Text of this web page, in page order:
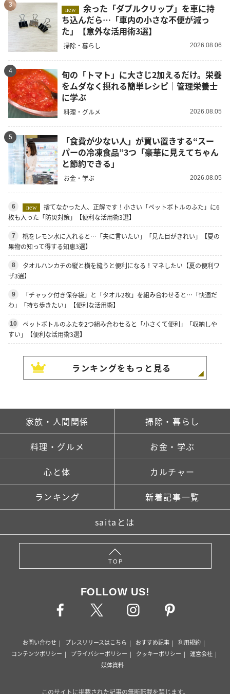
3
new
余った「ダブルクリップ」を車に持
ち込んだら…「車内の小さな不便が減っ
た」【意外な活用術3選】
掃除・暮らし 2026.08.06
4
旬の「トマト」に大さじ2加えるだけ。栄養
をムダなく摂れる簡単レシピ｜管理栄養士
に学ぶ
料理・グルメ 2026.08.05
5
「食費が少ない人」が買い置きする“スー
パーの冷凍食品”3つ「豪華に見えてちゃん
と節約できる」
お金・学ぶ 2026.08.05
6 new
捨てなかった人、正解です！小さい「ペットボトルのふた」に6
枚も入った「防災対策」【便利な活用術3選】
7
桃をレモン水に入れると…「夫に言いたい」「見た目がきれい」【夏の
果物の知って得する知恵3選】
8
タオルハンカチの縦と横を縫うと便利になる！マネしたい【夏の便利ワ
ザ3選】
9
「チャック付き保存袋」と「タオル2枚」を組み合わせると…「快適だ
わ」「持ち歩きたい」【便利な活用術】
10
ペットボトルのふたを2つ組み合わせると「小さくて便利」「収納しや
すい」【便利な活用術3選】
ランキングをもっと見る
家族・人間関係 掃除・暮らし
料理・グルメ お金・学ぶ
心と体 カルチャー
ランキング 新着記事一覧
saitaとは
TOP
FOLLOW US!
お問い合わせ プレスリリースはこちら おすすめ記事
利用規約
コンテンツポリシー
プライバシーポリシー クッキーポリシー
運営会社
媒体資料
このサイトに掲載された記事の無断転載を禁じます。